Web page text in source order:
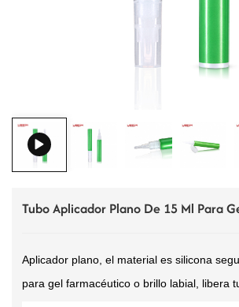
Tubo Aplicador Plano De 15 Ml Para
Aplicador plano, el material es silicona
para gel farmacéutico o brillo labial, libera